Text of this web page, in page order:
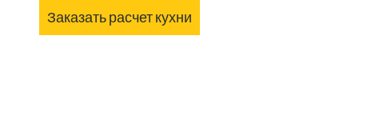
Заказать расчет кухни